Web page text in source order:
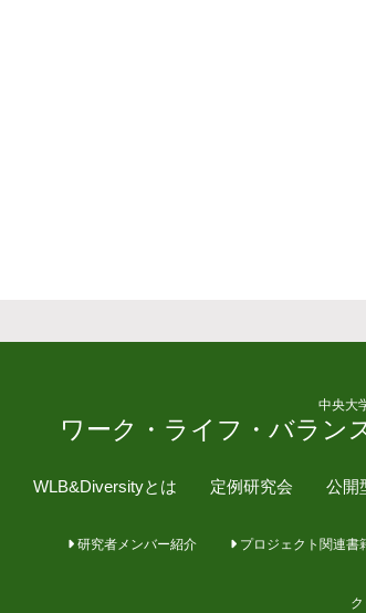
中央大
ワーク・ライフ・バラン
WLB&Diversityとは 定例研究会 公開
研究者メンバー紹介 プロジェクト関連書